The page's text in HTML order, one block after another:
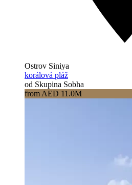
Ostrov Siniya
korálová pláž
od Skupina Sobha
from AED 11.0M